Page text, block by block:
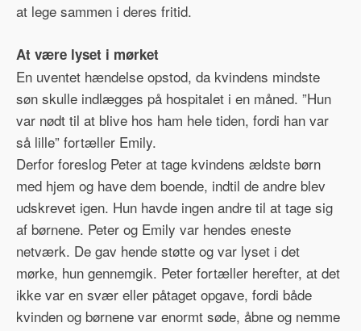
at lege sammen i deres fritid.
At være lyset i mørket
En uventet hændelse opstod, da kvindens mindste
søn skulle indlægges på hospitalet i en måned. ”Hun
var nødt til at blive hos ham hele tiden, fordi han var
så lille” fortæller Emily.
Derfor foreslog Peter at tage kvindens ældste børn
med hjem og have dem boende, indtil de andre blev
udskrevet igen. Hun havde ingen andre til at tage sig
af børnene. Peter og Emily var hendes eneste
netværk. De gav hende støtte og var lyset i det
mørke, hun gennemgik. Peter fortæller herefter, at det
ikke var en svær eller påtaget opgave, fordi både
kvinden og børnene var enormt søde, åbne og nemme